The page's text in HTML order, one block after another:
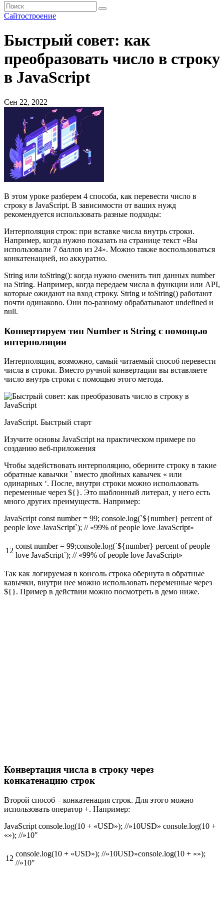
Сайтостроение
Быстрый совет: как
преобразовать число в строку
в JavaScript
Сен 22, 2022
В этом уроке разберем 4 способа, как перевести число в
строку в JavaScript. В зависимости от ваших нужд
рекомендуется использовать разные подходы:
Интерполяция строк: при вставке числа внутрь строки.
Например, когда нужно показать на странице текст «Вы
использовали 7 баллов из 24». Можно также воспользоваться
конкатенацией, но аккуратно.
String или toString(): когда нужно сменить тип данных number
на String. Например, когда передаем числа в функции или API,
которые ожидают на вход строку. String и toString() работают
почти одинаково. Они по-разному обрабатывают undefined и
null.
Конвертируем тип Number в String с помощью
интерполяции
Интерполяция, возможно, самый читаемый способ перевести
числа в строки. Вместо ручной конвертации вы вставляете
число внутрь строки с помощью этого метода.
JavaScript. Быстрый старт
Изучите основы JavaScript на практическом примере по
созданию веб-приложения
Чтобы задействовать интерполяцию, оберните строку в такие
обратные кавычки ` вместо двойных кавычек « или
одинарных ‘. После, внутри строки можно использовать
переменные через ${}. Это шаблонный литерал, у него есть
много других преимуществ. Например:
JavaScript const number = 99; console.log(`${number} percent of
people love JavaScript`); // «99% of people love JavaScript»
12
const number = 99;console.log(`${number} percent of people
love JavaScript`); // «99% of people love JavaScript»
Так как логируемая в консоль строка обернута в обратные
кавычки, внутри нее можно использовать переменные через
${}. Пример в действии можно посмотреть в демо ниже.
Конвертация числа в строку через
конкатенацию строк
Второй способ – конкатенация строк. Для этого можно
использовать оператор +. Например:
JavaScript console.log(10 + «USD»); //»10USD» console.log(10 +
«»); //»10″
12
console.log(10 + «USD»); //»10USD»console.log(10 + «»);
//»10″